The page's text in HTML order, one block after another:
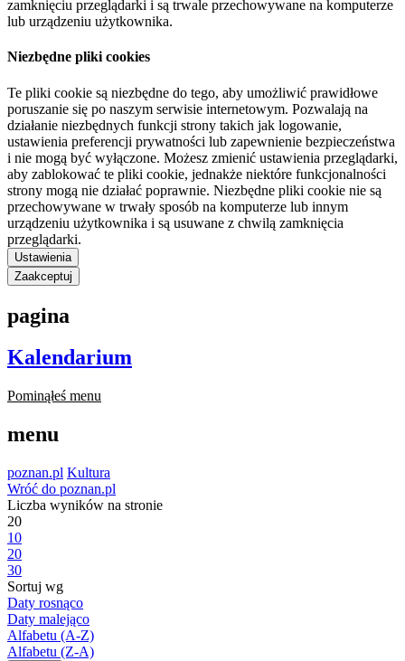
zamknięciu przeglądarki i są trwale przechowywane na komputerze
lub urządzeniu użytkownika.
Niezbędne pliki cookies
Te pliki cookie są niezbędne do tego, aby umożliwić prawidłowe
poruszanie się po naszym serwisie internetowym. Pozwalają na
działanie niezbędnych funkcji strony takich jak logowanie,
ustawienia preferencji prywatności lub zapewnienie bezpieczeństwa
i nie mogą być wyłączone. Możesz zmienić ustawienia przeglądarki,
aby zablokować te pliki cookie, jednakże niektóre funkcjonalności
strony mogą nie działać poprawnie. Niezbędne pliki cookie nie są
przechowywane w trwały sposób na komputerze lub innym
urządzeniu użytkownika i są usuwane z chwilą zamknięcia
przeglądarki.
Ustawienia
Zaakceptuj
pagina
Kalendarium
Pominąłeś menu
menu
poznan.pl Kultura
Wróć do poznan.pl
Liczba wyników na stronie
20
10
20
30
Sortuj wg
Daty rosnąco
Daty malejąco
Alfabetu (A-Z)
Alfabetu (Z-A)